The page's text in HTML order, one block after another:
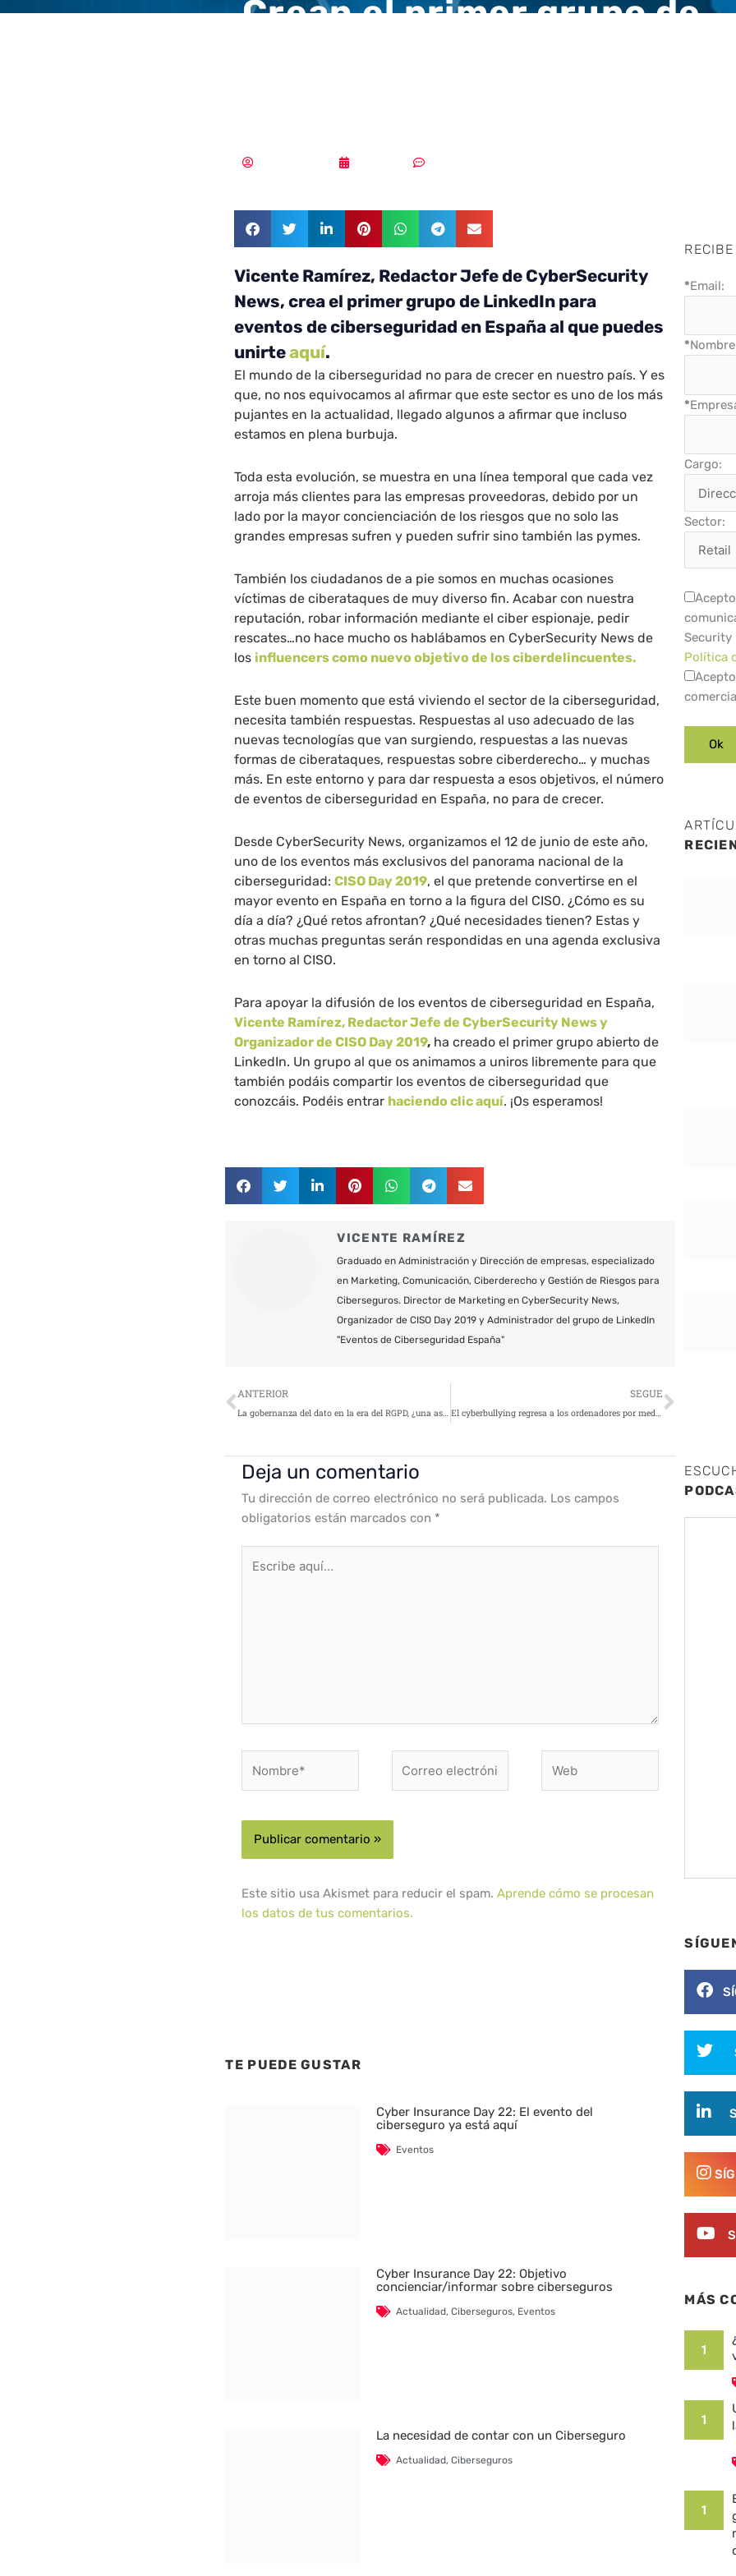
Crean el primer grupo de
Vicente Ramírez, Redactor Jefe de CyberSecurity
News, crea el primer grupo de LinkedIn para
eventos de ciberseguridad en España al que puedes
unirteaquí.
El mundo de la ciberseguridad no para de crecer en nuestro país. Y es
que, no nos equivocamos al afirmar que este sector es uno de los más
pujantes en la actualidad, llegado algunos a afirmar que incluso
estamos en plena burbuja.
Toda esta evolución, se muestra en una línea temporal que cada vez
arroja más clientes para las empresas proveedoras, debido por un
lado por la mayor concienciación de los riesgos que no solo las
grandes empresas sufren y pueden sufrir sino también las pymes.
También los ciudadanos de a pie somos en muchas ocasiones
víctimas de ciberataques de muy diverso fin. Acabar con nuestra
reputación, robar información mediante el ciber espionaje, pedir
rescates…no hace mucho os hablábamos en CyberSecurity News de
los influencers como nuevo objetivo de los ciberdelincuentes.
Este buen momento que está viviendo el sector de la ciberseguridad,
necesita también respuestas. Respuestas al uso adecuado de las
nuevas tecnologías que van surgiendo, respuestas a las nuevas
formas de ciberataques, respuestas sobre ciberderecho… y muchas
más. En este entorno y para dar respuesta a esos objetivos, el número
de eventos de ciberseguridad en España, no para de crecer.
Desde CyberSecurity News, organizamos el 12 de junio de este año,
uno de los eventos más exclusivos del panorama nacional de la
ciberseguridad:CISO Day 2019, el que pretende convertirse en el
mayor evento en España en torno a la figura del CISO. ¿Cómo es su
día a día? ¿Qué retos afrontan? ¿Qué necesidades tienen? Estas y
otras muchas preguntas serán respondidas en una agenda exclusiva
en torno al CISO.
Para apoyar la difusión de los eventos de ciberseguridad en España,
Vicente Ramírez, Redactor Jefe de CyberSecurity News y
Organizador de CISO Day 2019, ha creado el primer grupo abierto de
LinkedIn. Un grupo al que os animamos a uniros libremente para que
también podáis compartir los eventos de ciberseguridad que
conozcáis. Podéis entrar haciendo clic aquí. ¡Os esperamos!
VICENTE RAMÍREZ
Graduado en Administración y Dirección de empresas, especializado
en Marketing, Comunicación, Ciberderecho y Gestión de Riesgos para
Ciberseguros. Director de Marketing en CyberSecurity News,
Organizador de CISO Day 2019 y Administrador del grupo de LinkedIn
"Eventos de Ciberseguridad España"
Ant
ANTERIOR
La gobernanza del dato en la era del RGPD, ¿una asignatura pendiente para las empresas?
SEGUE
El cyberbullying regresa a los ordenadores por medio de herramientas colaborativas
Deja un comentario
Tu dirección de correo electrónico no será publicada. Los campos
obligatorios están marcados con *
aquí...
electrónico*
Este sitio usa Akismet para reducir el spam.Aprende cómo se procesan
los datos de tus comentarios.
TE PUEDE GUSTAR
Cyber Insurance Day 22: El evento del
ciberseguro ya está aquí
Eventos
Cyber Insurance Day 22: Objetivo
concienciar/informar sobre ciberseguros
Actualidad, Ciberseguros, Eventos
La necesidad de contar con un Ciberseguro
Actualidad, Ciberseguros
*Email:
*
*
Cargo:
Sector:
Security
Política
MÁS
1
1
1